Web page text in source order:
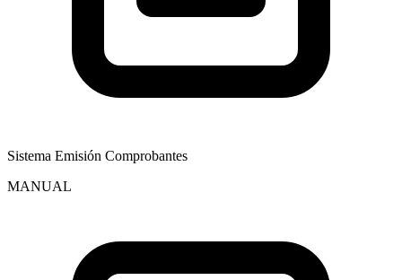
Sistema Emisión Comprobantes
MANUAL